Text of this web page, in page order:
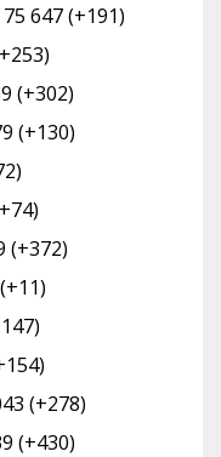
647 (+191)
(+302)
(+130)
(+372)
(+278)
(+430)